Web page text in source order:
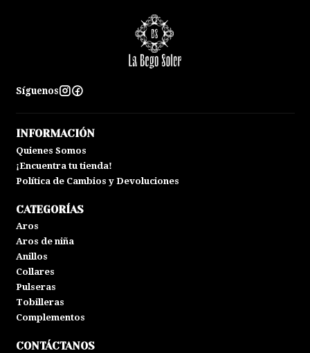
Síguenos
INFORMACIÓN
Quienes Somos
¡Encuentra tu tienda!
Política de Cambios y Devoluciones
CATEGORÍAS
Aros
Aros de niña
Anillos
Collares
Pulseras
Tobilleras
Complementos
CONTÁCTANOS